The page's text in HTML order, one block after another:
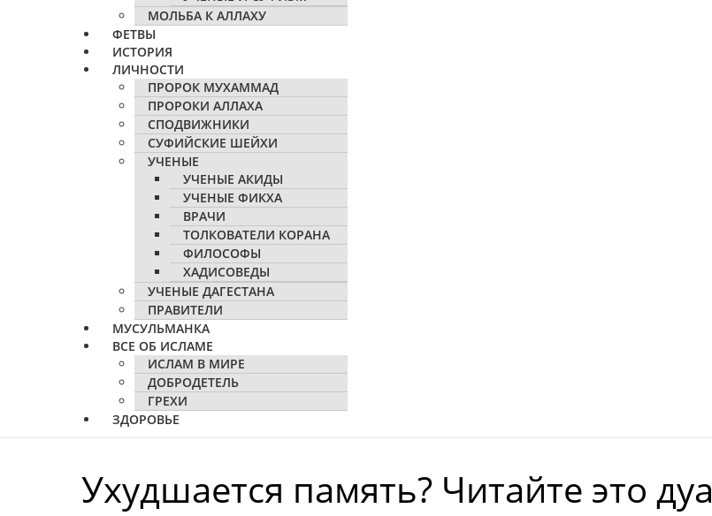
МОЛЬБА К АЛЛАХУ
ФЕТВЫ
ИСТОРИЯ
ЛИЧНОСТИ
ПРОРОК МУХАММАД
ПРОРОКИ АЛЛАХА
СПОДВИЖНИКИ
СУФИЙСКИЕ ШЕЙХИ
УЧЕНЫЕ
УЧЕНЫЕ АКИДЫ
УЧЕНЫЕ ФИКХА
ВРАЧИ
ТОЛКОВАТЕЛИ КОРАНА
ФИЛОСОФЫ
ХАДИСОВЕДЫ
УЧЕНЫЕ ДАГЕСТАНА
ПРАВИТЕЛИ
МУСУЛЬМАНКА
ВСЕ ОБ ИСЛАМЕ
ИСЛАМ В МИРЕ
ДОБРОДЕТЕЛЬ
ГРЕХИ
ЗДОРОВЬЕ
Ухудшается память? Читайте это дуа